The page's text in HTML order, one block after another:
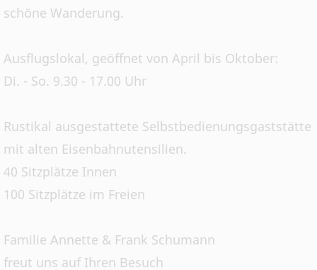
schöne Wanderung.
Ausflugslokal, geöffnet von April bis Oktober:
Di. - So. 9.30 - 17.00 Uhr
Rustikal ausgestattete Selbstbedienungsgaststätte
mit alten Eisenbahnutensilien.
40 Sitzplätze Innen
100 Sitzplätze im Freien
Familie Annette & Frank Schumann
freut uns auf Ihren Besuch